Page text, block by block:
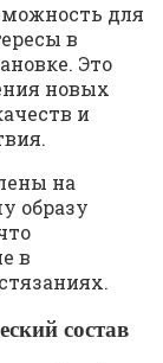
для
в
Это
новых
и
на
образу
в
состав